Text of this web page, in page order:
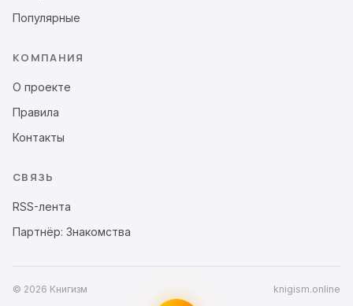
Популярные
КОМПАНИЯ
О проекте
Правила
Контакты
СВЯЗЬ
RSS-лента
Партнёр: Знакомства
© 2026 Книгизм knigism.online